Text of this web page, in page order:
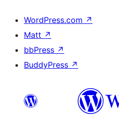
WordPress.com ↗
Matt ↗
bbPress ↗
BuddyPress ↗